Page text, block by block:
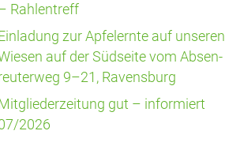
Rahlentreff
zur Apfel­ern­te auf unse­ren
auf der Süd­sei­te vom Absen­
9–21, Ravensburg
gut – infor­miert
2026